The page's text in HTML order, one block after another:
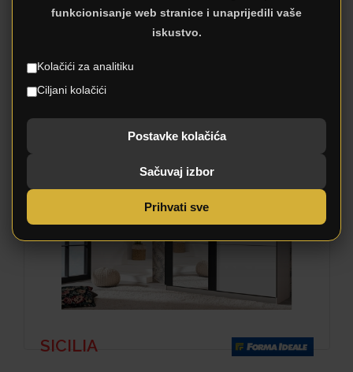
SICILIA
funkcionisanje web stranice i unaprijedili vaše
iskustvo.
Kolačići za analitiku
Ciljani kolačići
Postavke kolačića
Sačuvaj izbor
Prihvati sve